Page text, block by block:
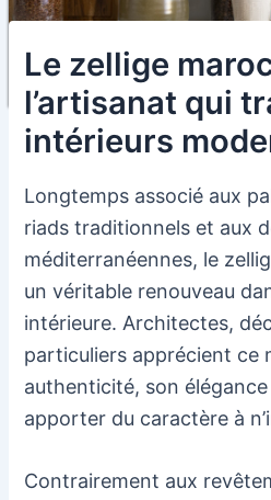
Le zellige
l’artisanat qui
intérieurs
Longtemps associé aux
riads traditionnels et aux
méditerranéennes, le
un véritable renouveau
intérieure. Architectes,
particuliers apprécient ce
authenticité, son
apporter du caractère à
Contrairement aux